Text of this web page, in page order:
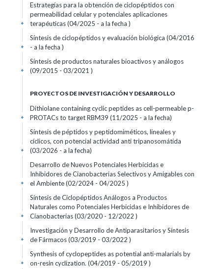
Estrategías para la obtención de ciclopéptidos con
permeabilidad celular y potenciales aplicaciones
terapéuticas (04/2025 - a la fecha )
+
Síntesis de ciclopéptidos y evaluación biológica (04/2016
- a la fecha )
+
Síntesis de productos naturales bioactivos y análogos
(09/2015 - 03/2021 )
+
PROYECTOS DE INVESTIGACIÓN Y DESARROLLO
Dithiolane containing cyclic peptides as cell-permeable p-
PROTACs to target RBM39 (11/2025 - a la fecha)
+
Síntesis de péptidos y peptidomiméticos, lineales y
cíclicos, con potencial actividad anti tripanosomátida
(03/2026 - a la fecha)
+
Desarrollo de Nuevos Potenciales Herbicidas e
Inhibidores de Cianobacterias Selectivos y Amigables con
el Ambiente (02/2024 - 04/2025 )
+
Síntesis de Ciclopéptidos Análogos a Productos
Naturales como Potenciales Herbicidas e Inhibidores de
Cianobacterias (03/2020 - 12/2022 )
+
Investigación y Desarrollo de Antiparasitarios y Síntesis
de Fármacos (03/2019 - 03/2022 )
+
Synthesis of cyclopeptides as potential anti-malarials by
on-resin cyclization. (04/2019 - 05/2019 )
+